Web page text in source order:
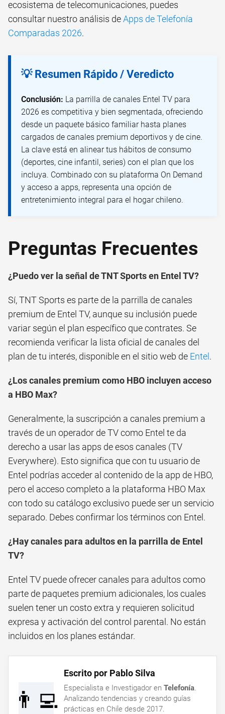
ecosistema de telecomunicaciones, puedes
consultar nuestro análisis deApps de Telefonía
Comparadas 2026.
💡 Resumen Rápido / Veredicto
Conclusión: La parrilla de canales Entel TV para
2026 es competitiva y bien segmentada, ofreciendo
desde un paquete básico familiar hasta planes
cargados de canales premium deportivos y de cine.
La clave está en alinear tus hábitos de consumo
(deportes, cine infantil, series) con el plan que los
incluya. Combinado con su plataforma On Demand
y acceso a apps, representa una opción de
entretenimiento integral para el hogar chileno.
Preguntas Frecuentes
¿Puedo ver la señal de TNT Sports en Entel TV?
Sí, TNT Sports es parte de la parrilla de canales
premium de Entel TV, aunque su inclusión puede
variar según el plan específico que contrates. Se
recomienda verificar la lista oficial de canales del
plan de tu interés, disponible en el sitio web de Entel.
¿Los canales premium como HBO incluyen acceso
a HBO Max?
Generalmente, la suscripción a canales premium a
través de un operador de TV como Entel te da
derecho a usar las apps de esos canales (TV
Everywhere). Esto significa que con tu usuario de
Entel podrías acceder al contenido de la app de HBO,
pero el acceso completo a la plataforma HBO Max
con todo su catálogo exclusivo puede ser un servicio
separado. Debes confirmar los términos con Entel.
¿Hay canales para adultos en la parrilla de Entel
TV?
Entel TV puede ofrecer canales para adultos como
parte de paquetes premium adicionales, los cuales
suelen tener un costo extra y requieren solicitud
expresa y activación del control parental. No están
incluidos en los planes estándar.
👨‍💻
Escrito por Pablo Silva
Especialista e Investigador en Telefonía.
Analizando tendencias y creando guías
prácticas en Chile desde 2017.